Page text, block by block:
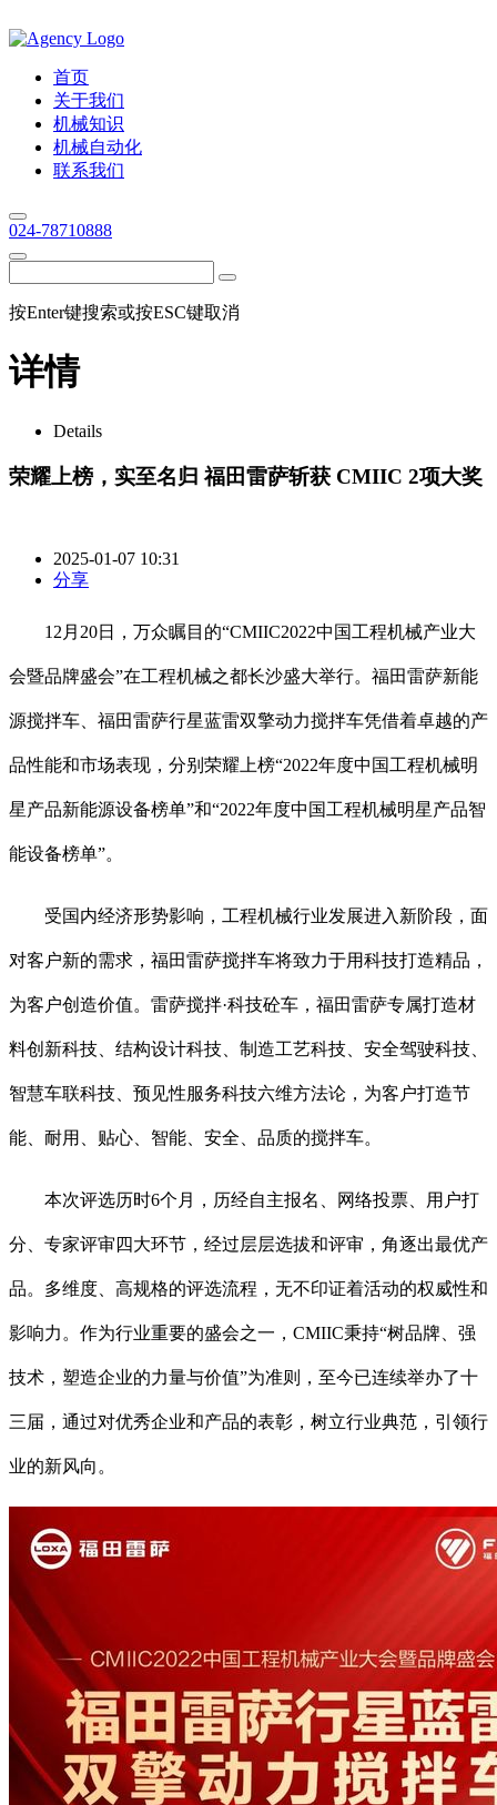
首页
关于我们
机械知识
机械自动化
联系我们
024-78710888
按Enter键搜索或按ESC键取消
详情
Details
荣耀上榜，实至名归 福田雷萨斩获 CMIIC 2项大奖
2025-01-07 10:31
分享
12月20日，万众瞩目的“CMIIC2022中国工程机械产业大
会暨品牌盛会”在工程机械之都长沙盛大举行。福田雷萨新能
源搅拌车、福田雷萨行星蓝雷双擎动力搅拌车凭借着卓越的产
品性能和市场表现，分别荣耀上榜“2022年度中国工程机械明
星产品新能源设备榜单”和“2022年度中国工程机械明星产品智
能设备榜单”。
受国内经济形势影响，工程机械行业发展进入新阶段，面
对客户新的需求，福田雷萨搅拌车将致力于用科技打造精品，
为客户创造价值。雷萨搅拌·科技砼车，福田雷萨专属打造材
料创新科技、结构设计科技、制造工艺科技、安全驾驶科技、
智慧车联科技、预见性服务科技六维方法论，为客户打造节
能、耐用、贴心、智能、安全、品质的搅拌车。
本次评选历时6个月，历经自主报名、网络投票、用户打
分、专家评审四大环节，经过层层选拔和评审，角逐出最优产
品。多维度、高规格的评选流程，无不印证着活动的权威性和
影响力。作为行业重要的盛会之一，CMIIC秉持“树品牌、强
技术，塑造企业的力量与价值”为准则，至今已连续举办了十
三届，通过对优秀企业和产品的表彰，树立行业典范，引领行
业的新风向。